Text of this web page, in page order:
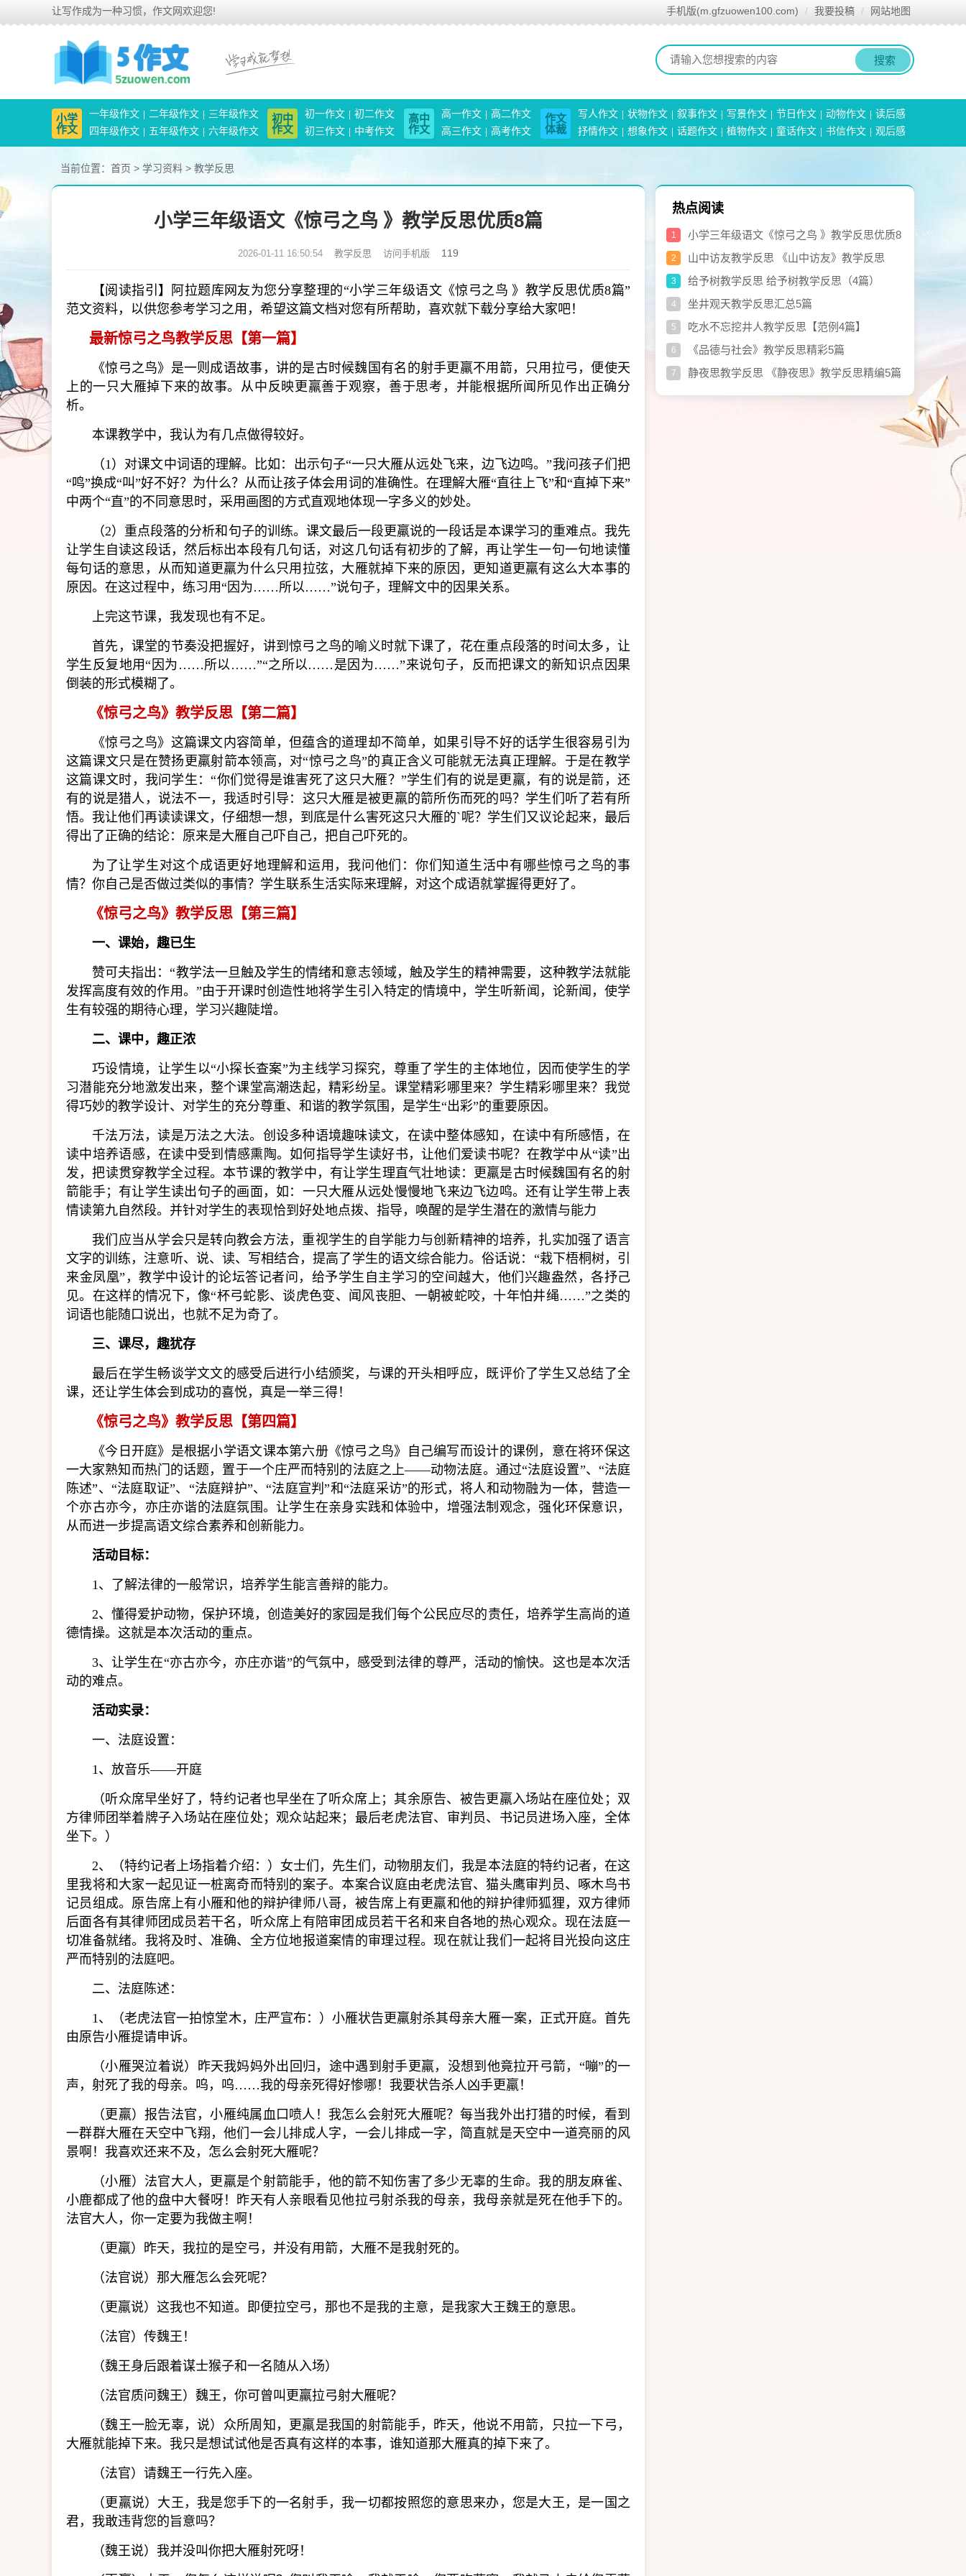
让写作成为一种习惯，作文网欢迎您! 手机版(m.gfzuowen100.com) 我要投稿 网站地图
搜索
小学
作文
一年级作文 二年级作文
三年级作文
四年级作文
五年级作文 六年级作文
初中
作文
初一作文
初二作文
初三作文
中考作文
高中
作文
高一作文
高二作文
高三作文
高考作文
作文
体裁
写人作文 状物作文 叙事作文 写景作文 节日作文 动物作文
读后感
抒情作文
想象作文 话题作文 植物作文 童话作文 书信作文 观后感
当前位置： 首页 > 学习资料 > 教学反思
小学三年级语文《惊弓之鸟 》教学反思优质8篇
2026-01-11 16:50:54 教学反思 访问手机版 119
【阅读指引】阿拉题库网友为您分享整理的“小学三年级语文《惊弓之鸟 》教学反思优质8篇”
范文资料，以供您参考学习之用，希望这篇文档对您有所帮助，喜欢就下载分享给大家吧！
最新惊弓之鸟教学反思【第一篇】
《惊弓之鸟》是一则成语故事，讲的是古时候魏国有名的射手更羸不用箭，只用拉弓，便使天
上的一只大雁掉下来的故事。从中反映更羸善于观察，善于思考，并能根据所闻所见作出正确分
析。
本课教学中，我认为有几点做得较好。
（1）对课文中词语的理解。比如：出示句子“一只大雁从远处飞来，边飞边鸣。”我问孩子们把
“鸣”换成“叫”好不好？为什么？从而让孩子体会用词的准确性。在理解大雁“直往上飞”和“直掉下来”
中两个“直”的不同意思时，采用画图的方式直观地体现一字多义的妙处。
（2）重点段落的分析和句子的训练。课文最后一段更羸说的一段话是本课学习的重难点。我先
让学生自读这段话，然后标出本段有几句话，对这几句话有初步的了解，再让学生一句一句地读懂
每句话的意思，从而知道更羸为什么只用拉弦，大雁就掉下来的原因，更知道更羸有这么大本事的
原因。在这过程中，练习用“因为……所以……”说句子，理解文中的因果关系。
上完这节课，我发现也有不足。
首先，课堂的节奏没把握好，讲到惊弓之鸟的喻义时就下课了，花在重点段落的时间太多，让
学生反复地用“因为……所以……”“之所以……是因为……”来说句子，反而把课文的新知识点因果
倒装的形式模糊了。
《惊弓之鸟》教学反思【第二篇】
《惊弓之鸟》这篇课文内容简单，但蕴含的道理却不简单，如果引导不好的话学生很容易引为
这篇课文只是在赞扬更羸射箭本领高，对“惊弓之鸟”的真正含义可能就无法真正理解。于是在教学
这篇课文时，我问学生：“你们觉得是谁害死了这只大雁？”学生们有的说是更羸，有的说是箭，还
有的说是猎人，说法不一，我适时引导：这只大雁是被更羸的箭所伤而死的吗？学生们听了若有所
悟。我让他们再读读课文，仔细想一想，到底是什么害死这只大雁的`呢？学生们又议论起来，最后
得出了正确的结论：原来是大雁自己吓自己，把自己吓死的。
为了让学生对这个成语更好地理解和运用，我问他们：你们知道生活中有哪些惊弓之鸟的事
情？你自己是否做过类似的事情？学生联系生活实际来理解，对这个成语就掌握得更好了。
《惊弓之鸟》教学反思【第三篇】
一、课始，趣已生
赞可夫指出：“教学法一旦触及学生的情绪和意志领域，触及学生的精神需要，这种教学法就能
发挥高度有效的作用。”由于开课时创造性地将学生引入特定的情境中，学生听新闻，论新闻，使学
生有较强的期待心理，学习兴趣陡增。
二、课中，趣正浓
巧设情境，让学生以“小探长查案”为主线学习探究，尊重了学生的主体地位，因而使学生的学
习潜能充分地激发出来，整个课堂高潮迭起，精彩纷呈。课堂精彩哪里来？学生精彩哪里来？我觉
得巧妙的教学设计、对学生的充分尊重、和谐的教学氛围，是学生“出彩”的重要原因。
千法万法，读是万法之大法。创设多种语境趣味读文，在读中整体感知，在读中有所感悟，在
读中培养语感，在读中受到情感熏陶。如何指导学生读好书，让他们爱读书呢？在教学中从“读”出
发，把读贯穿教学全过程。本节课的'教学中，有让学生理直气壮地读：更羸是古时候魏国有名的射
箭能手；有让学生读出句子的画面，如：一只大雁从远处慢慢地飞来边飞边鸣。还有让学生带上表
情读第九自然段。并针对学生的表现恰到好处地点拨、指导，唤醒的是学生潜在的激情与能力
我们应当从学会只是转向教会方法，重视学生的自学能力与创新精神的培养，扎实加强了语言
文字的训练，注意听、说、读、写相结合，提高了学生的语文综合能力。俗话说：“栽下梧桐树，引
来金凤凰”，教学中设计的论坛答记者问，给予学生自主学习的空间越大，他们兴趣盎然，各抒己
见。在这样的情况下，像“杯弓蛇影、谈虎色变、闻风丧胆、一朝被蛇咬，十年怕井绳……”之类的
词语也能随口说出，也就不足为奇了。
三、课尽，趣犹存
最后在学生畅谈学文文的感受后进行小结颁奖，与课的开头相呼应，既评价了学生又总结了全
课，还让学生体会到成功的喜悦，真是一举三得！
《惊弓之鸟》教学反思【第四篇】
《今日开庭》是根据小学语文课本第六册《惊弓之鸟》自己编写而设计的课例，意在将环保这
一大家熟知而热门的话题，置于一个庄严而特别的法庭之上——动物法庭。通过“法庭设置”、“法庭
陈述”、“法庭取证”、“法庭辩护”、“法庭宣判”和“法庭采访”的形式，将人和动物融为一体，营造一
个亦古亦今，亦庄亦谐的法庭氛围。让学生在亲身实践和体验中，增强法制观念，强化环保意识，
从而进一步提高语文综合素养和创新能力。
活动目标：
1、了解法律的一般常识，培养学生能言善辩的能力。
2、懂得爱护动物，保护环境，创造美好的家园是我们每个公民应尽的责任，培养学生高尚的道
德情操。这就是本次活动的重点。
3、让学生在“亦古亦今，亦庄亦谐”的气氛中，感受到法律的尊严，活动的愉快。这也是本次活
动的难点。
活动实录：
一、法庭设置：
1、放音乐——开庭
（听众席早坐好了，特约记者也早坐在了听众席上；其余原告、被告更羸入场站在座位处；双
方律师团举着牌子入场站在座位处；观众站起来；最后老虎法官、审判员、书记员进场入座，全体
坐下。）
2、（特约记者上场指着介绍：）女士们，先生们，动物朋友们，我是本法庭的特约记者，在这
里我将和大家一起见证一桩离奇而特别的案子。本案合议庭由老虎法官、猫头鹰审判员、啄木鸟书
记员组成。原告席上有小雁和他的辩护律师八哥，被告席上有更羸和他的辩护律师狐狸，双方律师
后面各有其律师团成员若干名，听众席上有陪审团成员若干名和来自各地的热心观众。现在法庭一
切准备就绪。我将及时、准确、全方位地报道案情的审理过程。现在就让我们一起将目光投向这庄
严而特别的法庭吧。
二、法庭陈述：
1、（老虎法官一拍惊堂木，庄严宣布：）小雁状告更羸射杀其母亲大雁一案，正式开庭。首先
由原告小雁提请申诉。
（小雁哭泣着说）昨天我妈妈外出回归，途中遇到射手更羸，没想到他竟拉开弓箭，“嘣”的一
声，射死了我的母亲。呜，呜……我的母亲死得好惨哪！我要状告杀人凶手更羸！
（更羸）报告法官，小雁纯属血口喷人！我怎么会射死大雁呢？每当我外出打猎的时候，看到
一群群大雁在天空中飞翔，他们一会儿排成人字，一会儿排成一字，简直就是天空中一道亮丽的风
景啊！我喜欢还来不及，怎么会射死大雁呢？
（小雁）法官大人，更羸是个射箭能手，他的箭不知伤害了多少无辜的生命。我的朋友麻雀、
小鹿都成了他的盘中大餐呀！昨天有人亲眼看见他拉弓射杀我的母亲，我母亲就是死在他手下的。
法官大人，你一定要为我做主啊！
（更羸）昨天，我拉的是空弓，并没有用箭，大雁不是我射死的。
（法官说）那大雁怎么会死呢？
（更羸说）这我也不知道。即便拉空弓，那也不是我的主意，是我家大王魏王的意思。
（法官）传魏王！
（魏王身后跟着谋士猴子和一名随从入场）
（法官质问魏王）魏王，你可曾叫更羸拉弓射大雁呢？
（魏王一脸无辜，说）众所周知，更羸是我国的射箭能手，昨天，他说不用箭，只拉一下弓，
大雁就能掉下来。我只是想试试他是否真有这样的本事，谁知道那大雁真的掉下来了。
（法官）请魏王一行先入座。
（更羸说）大王，我是您手下的一名射手，我一切都按照您的意思来办，您是大王，是一国之
君，我敢违背您的旨意吗？
（魏王说）我并没叫你把大雁射死呀！
热点阅读
1
小学三年级语文《惊弓之鸟 》教学反思优质8
篇
2
山中访友教学反思 《山中访友》教学反思
【参考5篇】
3 给予树教学反思 给予树教学反思（4篇）
4 坐井观天教学反思汇总5篇
5 吃水不忘挖井人教学反思【范例4篇】
6 《品德与社会》教学反思精彩5篇
7 静夜思教学反思 《静夜思》教学反思精编5篇